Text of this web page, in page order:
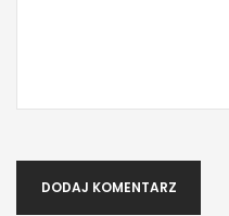
DODAJ KOMENTARZ